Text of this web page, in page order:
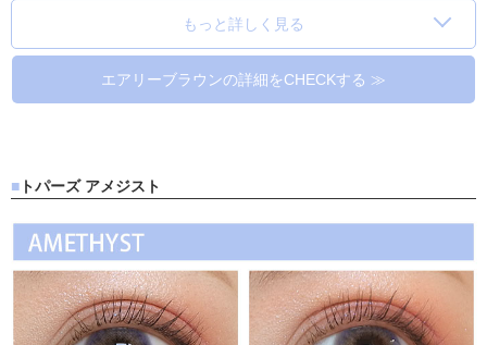
もっと詳しく見る
エアリーブラウンの詳細をCHECKする ≫
トパーズ アメジスト